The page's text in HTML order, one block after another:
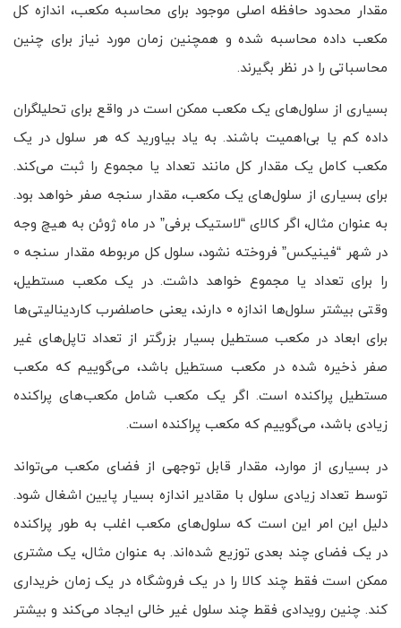
مقدار محدود حافظه اصلی موجود برای محاسبه مکعب، اندازه کل
مکعب داده محاسبه شده و همچنین زمان مورد نیاز برای چنین
محاسباتی را در نظر بگیرند.
بسیاری از سلول‌های یک مکعب ممکن است در واقع برای تحلیلگران
داده کم یا بی‌اهمیت باشند. به یاد بیاورید که هر سلول در یک
مکعب کامل یک مقدار کل مانند تعداد یا مجموع را ثبت می‌کند.
برای بسیاری از سلول‌های یک مکعب، مقدار سنجه‌ صفر خواهد بود.
به عنوان مثال، اگر کالای “لاستیک برفی” در ماه ژوئن به هیچ وجه
در شهر “فینیکس” فروخته نشود، سلول کل مربوطه مقدار سنجه‌ 0
را برای تعداد یا مجموع خواهد داشت. در یک مکعب مستطیل،
وقتی بیشتر سلول‌ها اندازه ۰ دارند، یعنی حاصلضرب کاردینالیتی‌ها
برای ابعاد در مکعب مستطیل بسیار بزرگتر از تعداد تاپل‌های غیر
صفر ذخیره شده در مکعب مستطیل باشد، می‌گوییم که مکعب
مستطیل پراکنده است. اگر یک مکعب شامل مکعب‌های پراکنده
زیادی باشد، می‌گوییم که مکعب پراکنده است.
در بسیاری از موارد، مقدار قابل توجهی از فضای مکعب می‌تواند
توسط تعداد زیادی سلول با مقادیر اندازه بسیار پایین اشغال شود.
دلیل این امر این است که سلول‌های مکعب اغلب به طور پراکنده
در یک فضای چند بعدی توزیع شده‌اند. به عنوان مثال، یک مشتری
ممکن است فقط چند کالا را در یک فروشگاه در یک زمان خریداری
کند. چنین رویدادی فقط چند سلول غیر خالی ایجاد می‌کند و بیشتر